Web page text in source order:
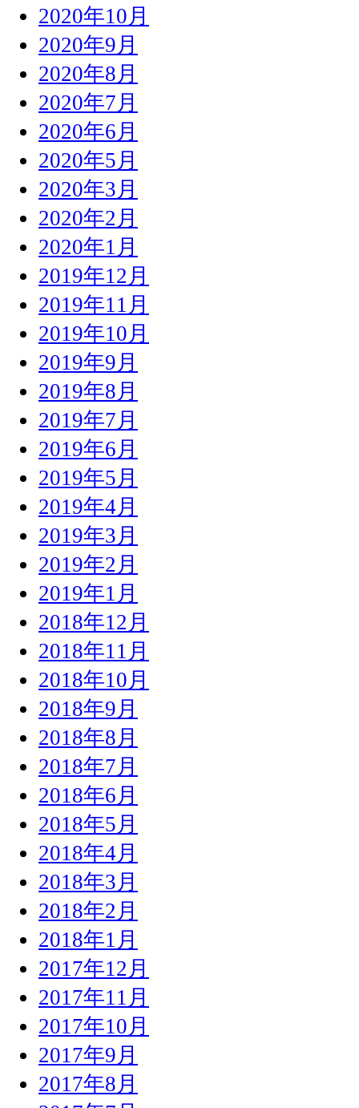
2020年10月
2020年9月
2020年8月
2020年7月
2020年6月
2020年5月
2020年3月
2020年2月
2020年1月
2019年12月
2019年11月
2019年10月
2019年9月
2019年8月
2019年7月
2019年6月
2019年5月
2019年4月
2019年3月
2019年2月
2019年1月
2018年12月
2018年11月
2018年10月
2018年9月
2018年8月
2018年7月
2018年6月
2018年5月
2018年4月
2018年3月
2018年2月
2018年1月
2017年12月
2017年11月
2017年10月
2017年9月
2017年8月